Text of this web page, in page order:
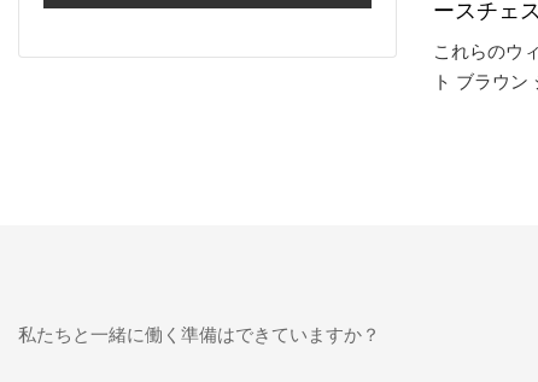
ースチェ
ジョガー
これらのウ
ト ブラウン
私たちと一緒に働く準備はできていますか？